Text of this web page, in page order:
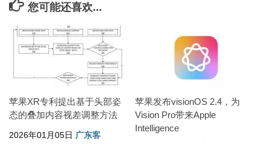
您可能还喜欢...
苹果XR专利提出基于头部姿
态的叠加内容视差调整方法
2026年01月05日 广东客
苹果发布visionOS 2.4，为
Vision Pro带来Apple
Intelligence